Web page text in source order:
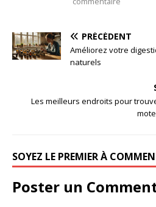
PRÉCÉDENT
Améliorez votre
naturels
Les meilleurs endroits pour
SOYEZ LE PREMIER À
Poster un